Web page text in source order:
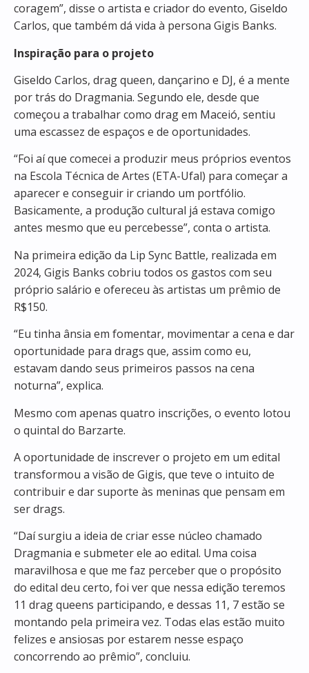
coragem”, disse o artista e criador do evento, Giseldo
Carlos, que também dá vida à persona Gigis Banks.
Inspiração para o projeto
Giseldo Carlos, drag queen, dançarino e DJ, é a mente
por trás do Dragmania. Segundo ele, desde que
começou a trabalhar como drag em Maceió, sentiu
uma escassez de espaços e de oportunidades.
“Foi aí que comecei a produzir meus próprios eventos
na Escola Técnica de Artes (ETA-Ufal) para começar a
aparecer e conseguir ir criando um portfólio.
Basicamente, a produção cultural já estava comigo
antes mesmo que eu percebesse”, conta o artista.
Na primeira edição da Lip Sync Battle, realizada em
2024, Gigis Banks cobriu todos os gastos com seu
próprio salário e ofereceu às artistas um prêmio de
R$150.
“Eu tinha ânsia em fomentar, movimentar a cena e dar
oportunidade para drags que, assim como eu,
estavam dando seus primeiros passos na cena
noturna”, explica.
Mesmo com apenas quatro inscrições, o evento lotou
o quintal do Barzarte.
A oportunidade de inscrever o projeto em um edital
transformou a visão de Gigis, que teve o intuito de
contribuir e dar suporte às meninas que pensam em
ser drags.
“Daí surgiu a ideia de criar esse núcleo chamado
Dragmania e submeter ele ao edital. Uma coisa
maravilhosa e que me faz perceber que o propósito
do edital deu certo, foi ver que nessa edição teremos
11 drag queens participando, e dessas 11, 7 estão se
montando pela primeira vez. Todas elas estão muito
felizes e ansiosas por estarem nesse espaço
concorrendo ao prêmio”, concluiu.